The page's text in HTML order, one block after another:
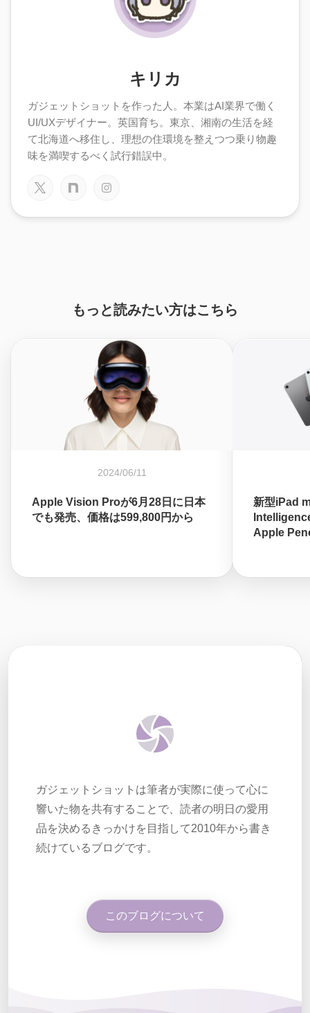
キリカ
ガジェットショットを作った人。本業はAI業界で働く
UI/UXデザイナー。英国育ち。東京、湘南の生活を経
て北海道へ移住し、理想の住環境を整えつつ乗り物趣
味を満喫するべく試行錯誤中。
もっと読みたい方はこちら
2024/06/11
Apple Vision Proが6月28日に日本
でも発売、価格は599,800円から
新型iPad
Apple
ガジェットショットは筆者が実際に使って心に
響いた物を共有することで、読者の明日の愛用
品を決めるきっかけを目指して2010年から書き
続けているブログです。
このブログについて